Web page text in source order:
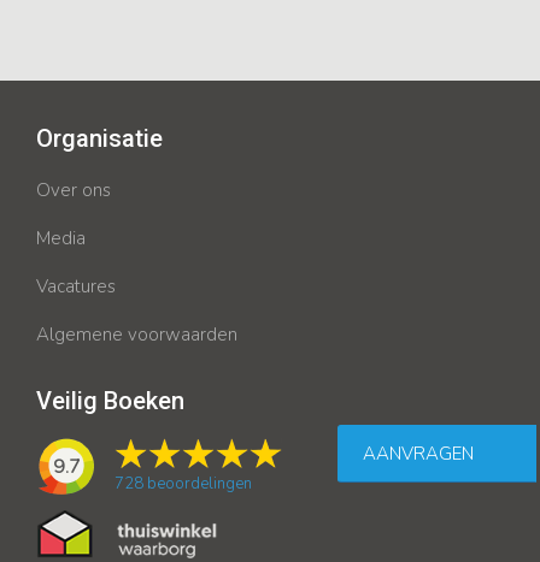
AANVRAGEN
Organisatie
Over ons
Media
Vacatures
Algemene voorwaarden
Veilig Boeken
9.7
728 beoordelingen